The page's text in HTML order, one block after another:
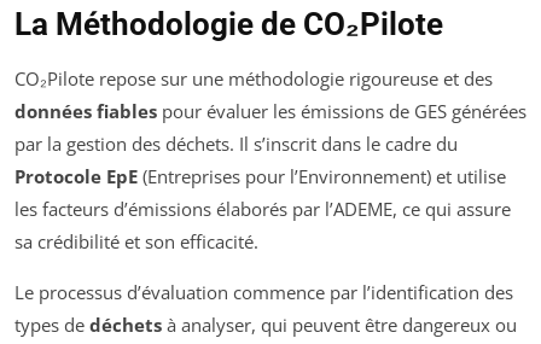
La Méthodologie de CO₂Pilote
CO₂Pilote repose sur une méthodologie rigoureuse et des
données fiables pour évaluer les émissions de GES générées
par la gestion des déchets. Il s’inscrit dans le cadre du
Protocole EpE (Entreprises pour l’Environnement) et utilise
les facteurs d’émissions élaborés par l’ADEME, ce qui assure
sa crédibilité et son efficacité.
Le processus d’évaluation commence par l’identification des
types de déchets à analyser, qui peuvent être dangereux ou